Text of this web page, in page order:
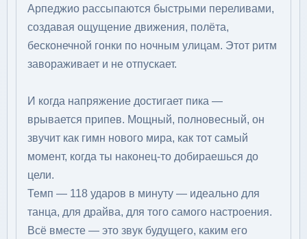
Арпеджио рассыпаются быстрыми переливами,
создавая ощущение движения, полёта,
бесконечной гонки по ночным улицам. Этот ритм
завораживает и не отпускает.
И когда напряжение достигает пика —
врывается припев. Мощный, полновесный, он
звучит как гимн нового мира, как тот самый
момент, когда ты наконец-то добираешься до
цели.
Темп — 118 ударов в минуту — идеально для
танца, для драйва, для того самого настроения.
Всё вместе — это звук будущего, каким его